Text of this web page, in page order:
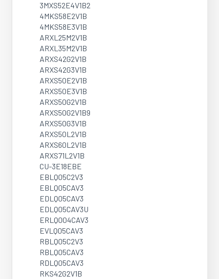
3MXS52E4V1B2
4MKS58E2V1B
4MKS58E3V1B
ARXL25M2V1B
ARXL35M2V1B
ARXS42G2V1B
ARXS42G3V1B
ARXS50E2V1B
ARXS50E3V1B
ARXS50G2V1B
ARXS50G2V1B9
ARXS50G3V1B
ARXS50L2V1B
ARXS60L2V1B
ARXS71L2V1B
CU-3E18EBE
EBLQ05C2V3
EBLQ05CAV3
EDLQ05CAV3
EDLQ05CAV3U
ERLQ004CAV3
EVLQ05CAV3
RBLQ05C2V3
RBLQ05CAV3
RDLQ05CAV3
RKS42G2V1B